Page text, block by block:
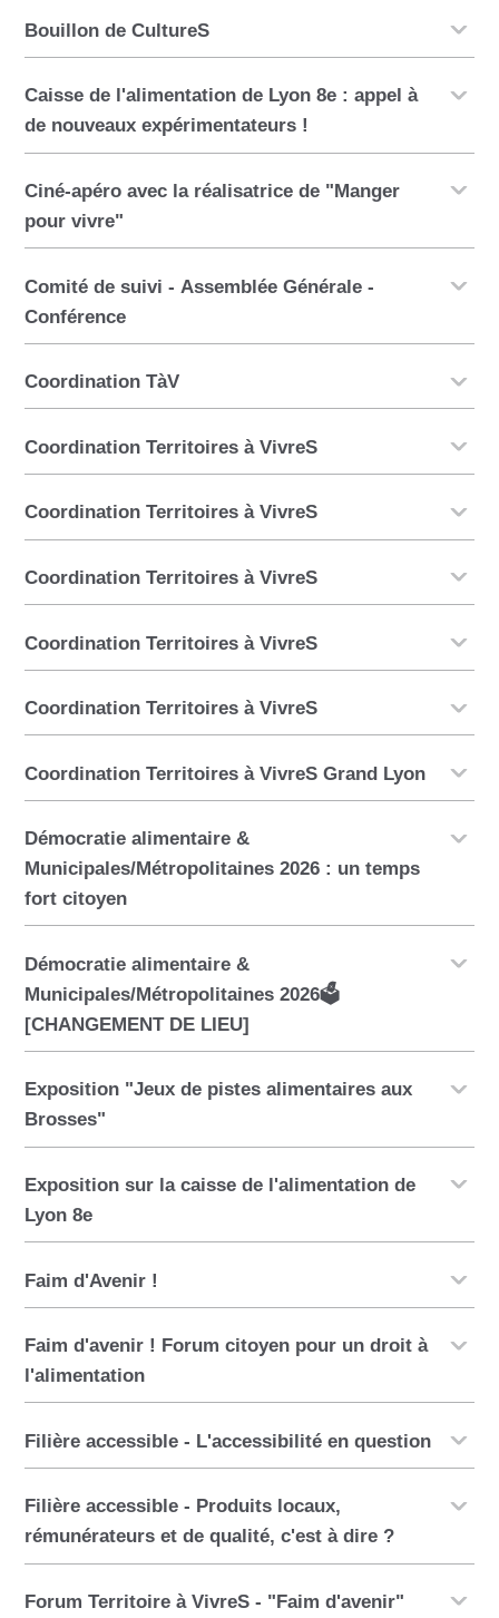
Bouillon de CultureS
Caisse de l'alimentation de Lyon 8e : appel à
de nouveaux expérimentateurs !
Ciné-apéro avec la réalisatrice de "Manger
pour vivre"
Comité de suivi - Assemblée Générale -
Conférence
Coordination TàV
Coordination Territoires à VivreS
Coordination Territoires à VivreS
Coordination Territoires à VivreS
Coordination Territoires à VivreS
Coordination Territoires à VivreS
Coordination Territoires à VivreS Grand Lyon
Démocratie alimentaire &
Municipales/Métropolitaines 2026 : un temps
fort citoyen
Démocratie alimentaire &
Municipales/Métropolitaines 2026🗳️
[CHANGEMENT DE LIEU]
Exposition "Jeux de pistes alimentaires aux
Brosses"
Exposition sur la caisse de l'alimentation de
Lyon 8e
Faim d'Avenir !
Faim d'avenir ! Forum citoyen pour un droit à
l'alimentation
Filière accessible - L'accessibilité en question
Filière accessible - Produits locaux,
rémunérateurs et de qualité, c'est à dire ?
Forum Territoire à VivreS - "Faim d'avenir"